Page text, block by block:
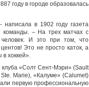
году в городе образовалась
написала в 1902 году газета
команды. – На трех матчах с
И это при том, что
Это не просто каток, а
хоккей».
клуба «Солт Сент-Мэри» (Sault
Marie), «Калуме» (Calumet)
первую профессиональную